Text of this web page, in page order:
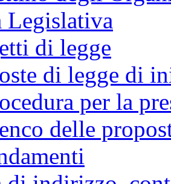
di legge
di legge di
per la
delle